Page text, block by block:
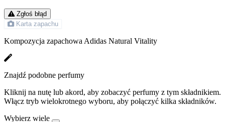
Zgłoś błąd
Karta zapachu
Kompozycja zapachowa Adidas Natural Vitality
Znajdź podobne perfumy
Kliknij na nutę lub akord, aby zobaczyć perfumy z tym składnikiem.
Włącz tryb wielokrotnego wyboru, aby połączyć kilka składników.
Wybierz wiele